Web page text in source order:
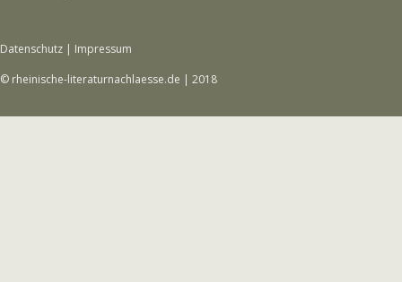
Datenschutz | Impressum
© rheinische-literaturnachlaesse.de | 2018